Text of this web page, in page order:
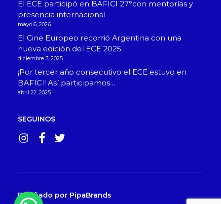
El ECE participó en BAFICI 27°con mentorías y
presencia internacional
mayo 6, 2026
El Cine Europeo recorrió Argentina con una
nueva edición del ECE 2025
diciembre 3, 2025
¡Por tercer año consecutivo el ECE estuvo en
BAFICI! Así participamos…
abril 22, 2025
SEGUINOS
Diseñado por PipaBrands